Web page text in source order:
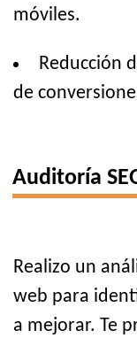
móviles.
Reducción
de
Auditoría
Realizo un
web para
a mejorar. Te